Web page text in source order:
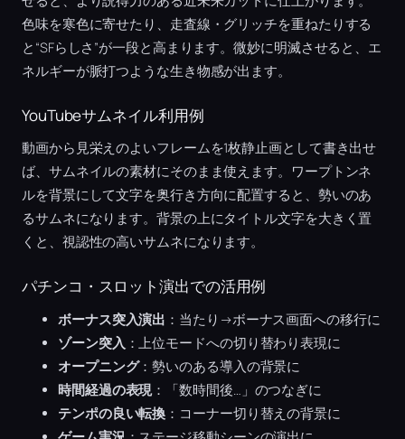
色味を寒色に寄せたり、走査線・グリッチを重ねたりする
と“SFらしさ”が一段と高まります。微妙に明滅させると、エ
ネルギーが脈打つような生き物感が出ます。
YouTubeサムネイル利用例
動画から見栄えのよいフレームを1枚静止画として書き出せ
ば、サムネイルの素材にそのまま使えます。ワープトンネ
ルを背景にして文字を奥行き方向に配置すると、勢いのあ
るサムネになります。背景の上にタイトル文字を大きく置
くと、視認性の高いサムネになります。
パチンコ・スロット演出での活用例
ボーナス突入演出 ：当たり→ボーナス画面への移行に
ゾーン突入 ：上位モードへの切り替わり表現に
オープニング：勢いのある導入の背景に
時間経過の表現：「数時間後…」のつなぎに
テンポの良い転換 ：コーナー切り替えの背景に